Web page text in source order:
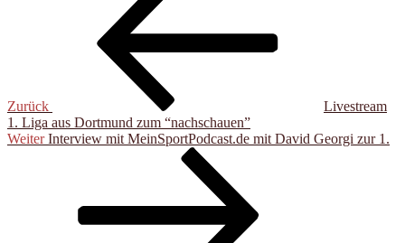
Zurück
Livestream
1. Liga aus Dortmund zum “nachschauen”
Nächster
Weiter Interview mit MeinSportPodcast.de mit David Georgi zur 1.